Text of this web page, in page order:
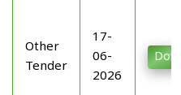
Other
Tender
17-
06-
2026